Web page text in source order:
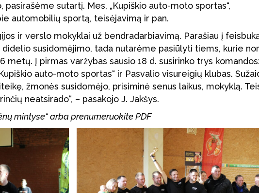
pasirašėme sutartį. Mes, „Kupiškio auto-moto sportas“,
automobilių sportą, teisėjavimą ir pan.
ir verslo mokyklai už bendradarbiavimą. Parašiau į
susidomėjimo, tada nutarėme pasiūlyti tiems, kurie
metų. Į pirmas varžybas sausio 18 d. susirinko trys
auto-moto sportas“ ir Pasvalio visureigių klubas.
žmonės susidomėjo, prisiminė senus laikus, mokyklą.
neatsirado“, – pasakojo J. Jakšys.
mintyse“ arba prenumeruokite PDF